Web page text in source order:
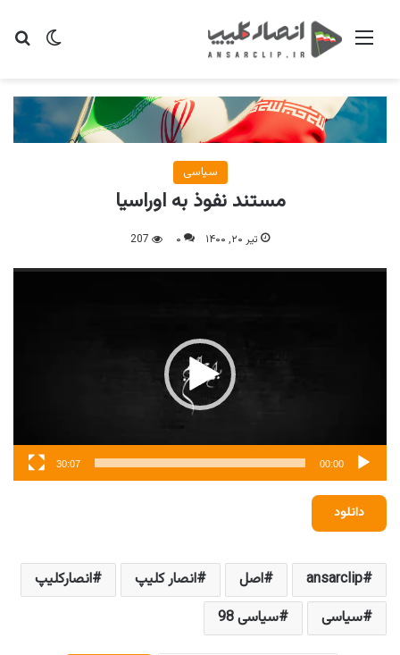
تغییر منو
سیاسی
مستند نفوذ به اوراسیا
تیر ۲۰, ۱۴۰۰ ۰ 207
نمایشگر
00:00
30:07
دانلود
ansarclip اصل انصار کلیپ
انصارکلیپ
سیاسی
سیاسی 98